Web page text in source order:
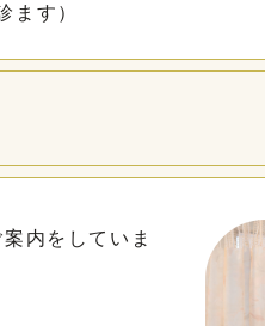
ます）
内をしていま